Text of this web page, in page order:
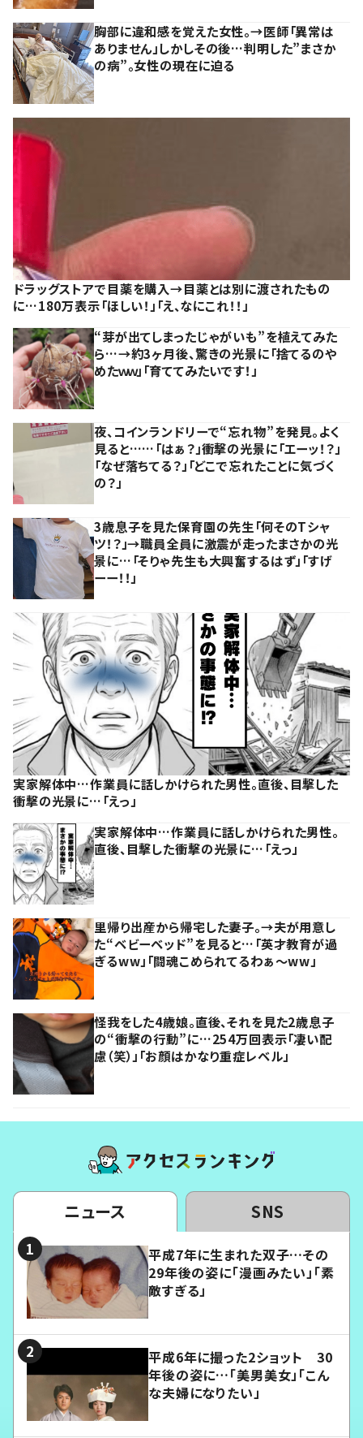
胸部に違和感を覚えた女性。→医師「異常は
ありません」しかしその後…判明した”まさか
の病”。女性の現在に迫る
ドラッグストアで目薬を購入→目薬とは別に渡されたもの
に…180万表示「ほしい！」「え、なにこれ！！」
“芽が出てしまったじゃがいも”を植えてみた
ら…→約3ヶ月後、驚きの光景に「捨てるのや
めたｗｗ」「育ててみたいです！」
夜、コインランドリーで“忘れ物”を発見。よく
見ると……「はぁ？」衝撃の光景に「エーッ！？」
「なぜ落ちてる？」「どこで忘れたことに気づく
の？」
3歳息子を見た保育園の先生「何そのTシャ
ツ！？」→職員全員に激震が走ったまさかの光
景に…「そりゃ先生も大興奮するはず」「すげ
ーー！！」
実家解体中…作業員に話しかけられた男性。直後、目撃した
衝撃の光景に…「えっ」
実家解体中…作業員に話しかけられた男性。
直後、目撃した衝撃の光景に…「えっ」
里帰り出産から帰宅した妻子。→夫が用意し
た“ベビーベッド”を見ると…「英才教育が過
ぎるww」「闘魂こめられてるわぁ～ww」
怪我をした4歳娘。直後、それを見た2歳息子
の“衝撃の行動”に…254万回表示「凄い配
慮（笑）」「お顔はかなり重症レベル」
ニュース SNS
平成7年に生まれた双子…その
29年後の姿に「漫画みたい」「素
敵すぎる」
平成6年に撮った2ショット 30
年後の姿に…「美男美女」「こん
な夫婦になりたい」